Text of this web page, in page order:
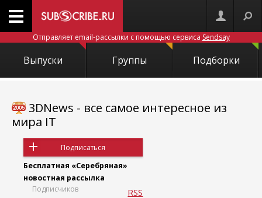
Отправляет email-рассылки с помощью сервиса Sendsay
Выпуски Группы Подборки
3DNews - все самое интересное из
мира IT
Подписаться
Бесплатная «Серебряная»
новостная рассылка
Подписчиков
RSS